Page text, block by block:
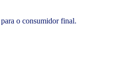
o consumidor final.